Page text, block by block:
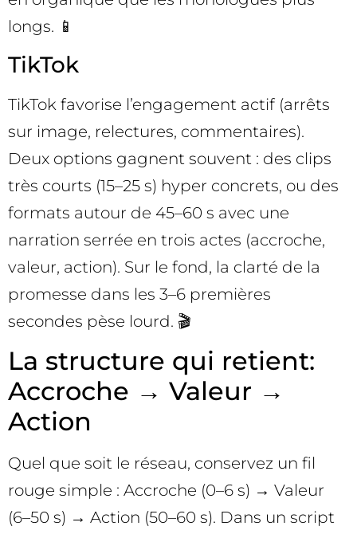
longs. 📱
TikTok
TikTok favorise l’engagement actif (arrêts
sur image, relectures, commentaires).
Deux options gagnent souvent : des clips
très courts (15–25 s) hyper concrets, ou des
formats autour de 45–60 s avec une
narration serrée en trois actes (accroche,
valeur, action). Sur le fond, la clarté de la
promesse dans les 3–6 premières
secondes pèse lourd. 🎬
La structure qui retient:
Accroche → Valeur →
Action
Quel que soit le réseau, conservez un fil
rouge simple : Accroche (0–6 s) → Valeur
(6–50 s) → Action (50–60 s). Dans un script